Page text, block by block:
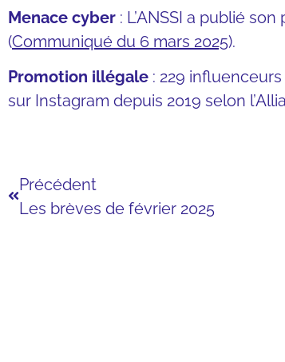
Menace cyber : L’ANSSI a publié
(Communiqué du 6 mars 2025).
Promotion illégale : 229
sur Instagram depuis 2019 selon
Précédent
Les brèves de février 2025